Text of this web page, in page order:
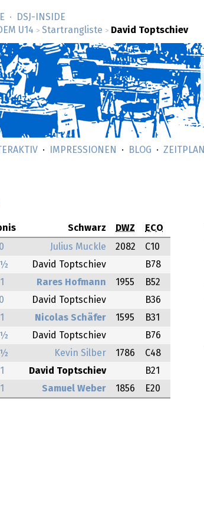
DSJ-­INSIDE
U14 > Startrangliste > David Toptschiev
IMPRESSIONEN BLOG ZEITPLAN
Schwarz DWZ
ECO
Julius Muckle 2082
C10
David Toptschiev
B78
Rares Hofmann 1955
B52
David Toptschiev
B36
Nicolas Schäfer 1595
B31
David Toptschiev
B76
Kevin Silber 1786
C48
David Toptschiev
B21
Samuel Weber 1856 E20